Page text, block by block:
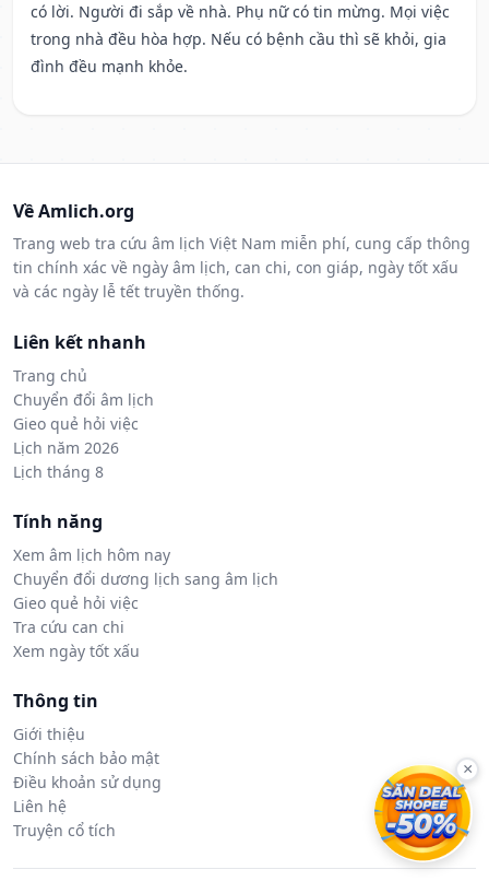
có lời. Người đi sắp về nhà. Phụ nữ có tin mừng. Mọi việc
trong nhà đều hòa hợp. Nếu có bệnh cầu thì sẽ khỏi, gia
đình đều mạnh khỏe.
Về Amlich.org
Trang web tra cứu âm lịch Việt Nam miễn phí, cung cấp thông
tin chính xác về ngày âm lịch, can chi, con giáp, ngày tốt xấu
và các ngày lễ tết truyền thống.
Liên kết nhanh
Trang chủ
Chuyển đổi âm lịch
Gieo quẻ hỏi việc
Lịch năm 2026
Lịch tháng 8
Tính năng
Xem âm lịch hôm nay
Chuyển đổi dương lịch sang âm lịch
Gieo quẻ hỏi việc
Tra cứu can chi
Xem ngày tốt xấu
Thông tin
Giới thiệu
Chính sách bảo mật
Điều khoản sử dụng
Liên hệ
Truyện cổ tích
×